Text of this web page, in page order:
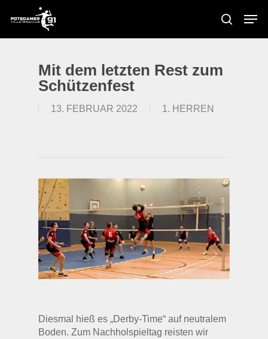
search
Mit dem letzten Rest zum
Schützenfest
13. FEBRUAR 2022 1. HERREN
Diesmal hieß es „Derby-Time“ auf neutralem
Boden. Zum Nachholspieltag reisten wir